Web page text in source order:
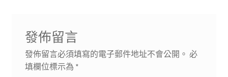
發佈留言
發佈留言必須填寫的電子郵件地址不會公開。 必
填欄位標示為 *